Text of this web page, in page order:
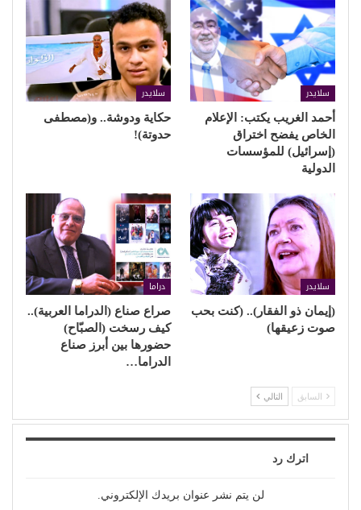
سلايدر
أحمد الغريب يكتب: الإعلام
الخاص يفضح اختراق
(إسرائيل) للمؤسسات
الدولية
سلايدر
حكاية ودوشة.. و(مصطفى
حدوتة)!
سلايدر
(إيمان ذو الفقار).. (كنت بحب
صوت زعيقها)
دراما
صراع صناع (الدراما العربية)..
كيف رسخت (الصبّاح)
حضورها بين أبرز صناع
الدراما…
السابق التالي
اترك رد
لن يتم نشر عنوان بريدك الإلكتروني.